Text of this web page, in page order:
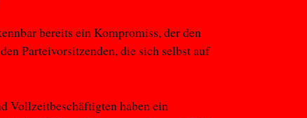
bereits ein Kompromiss, der den
Parteivorsitzenden, die sich selbst auf
Vollzeitbeschäftigten haben ein